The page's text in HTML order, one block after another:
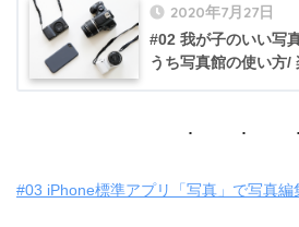
2020年7月27日
#02 我が子のいい写
うち写真館の使い方/
#03 iPhone標準アプリ「写真」で写真編